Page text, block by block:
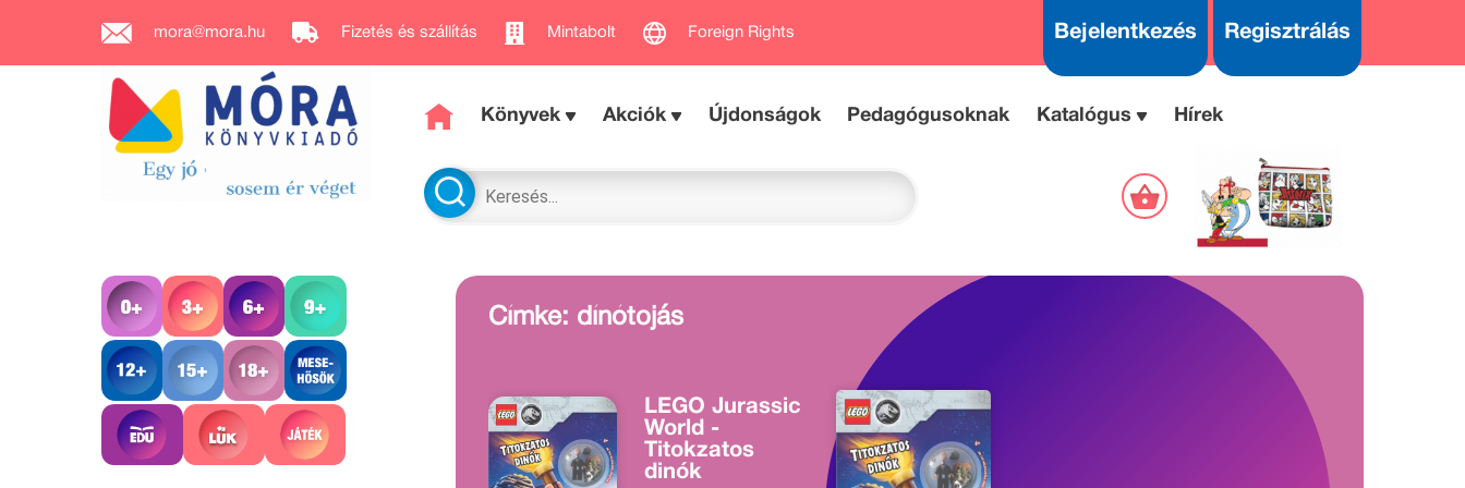
mora@mora.hu Fizetés és szállítás Mintabolt Foreign Rights Bejelentkezés Regisztrálás
Könyvek Akciók Újdonságok Pedagógusoknak Katalógus Hírek
Címke: dínótojás
LEGO Jurassic
World -
Titokzatos
dinók